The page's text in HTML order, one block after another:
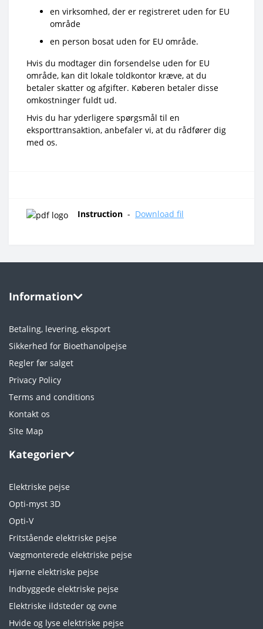
en virksomhed, der er registreret uden for EU
område
en person bosat uden for EU område.
Hvis du modtager din forsendelse uden for EU
område, kan dit lokale toldkontor kræve, at du
betaler skatter og afgifter. Køberen betaler disse
omkostninger fuldt ud.
Hvis du har yderligere spørgsmål til en
eksporttransaktion, anbefaler vi, at du rådfører dig
med os.
Instruction - Download fil
Information
Betaling, levering, eksport
Sikkerhed for Bioethanolpejse
Regler før salget
Privacy Policy
Terms and conditions
Kontakt os
Site Map
Kategorier
Elektriske pejse
Opti-myst 3D
Opti-V
Fritstående elektriske pejse
Vægmonterede elektriske pejse
Hjørne elektriske pejse
Indbyggede elektriske pejse
Elektriske ildsteder og ovne
Hvide og lyse elektriske pejse